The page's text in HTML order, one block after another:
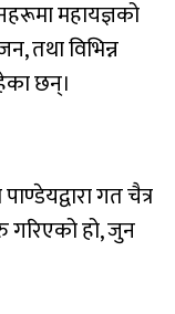
महायज्ञको
तथा विभिन्न
छन्।
गत चैत्र
गरिएको हो, जुन